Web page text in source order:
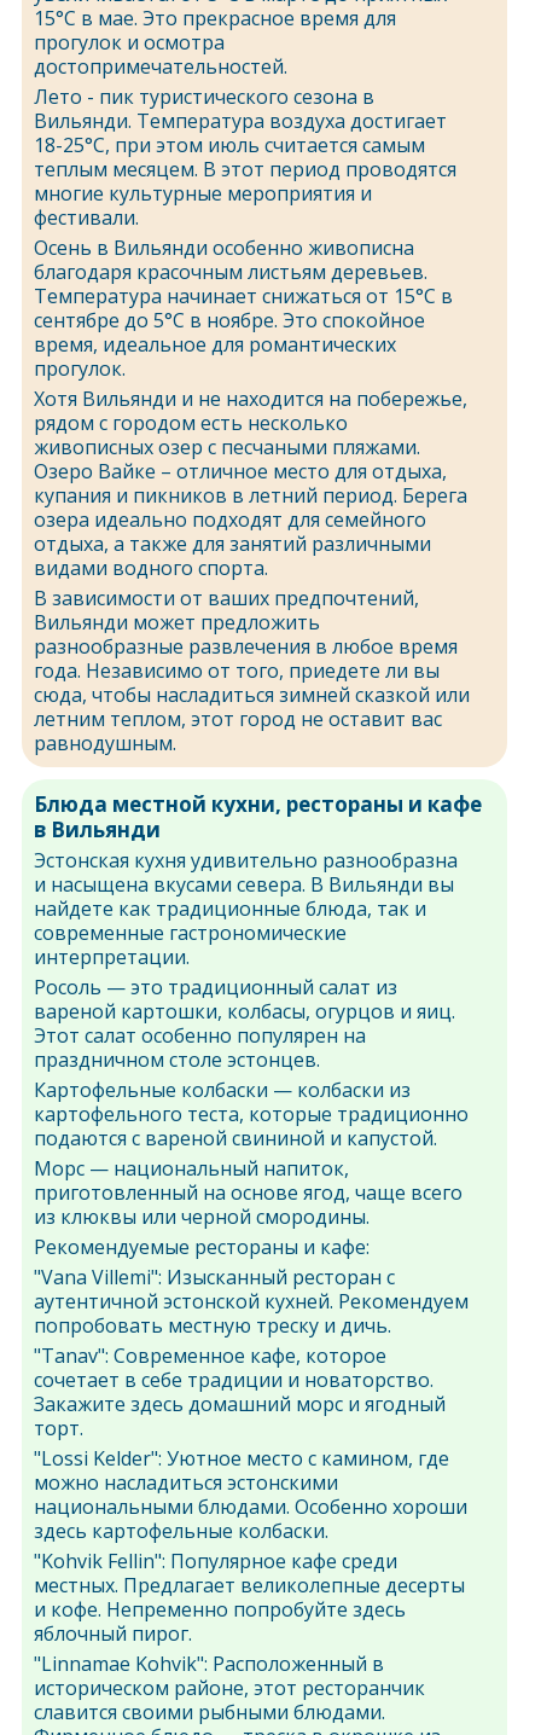
15°C в мае. Это прекрасное время для
прогулок и осмотра
достопримечательностей.
Лето - пик туристического сезона в
Вильянди. Температура воздуха достигает
18-25°C, при этом июль считается самым
теплым месяцем. В этот период проводятся
многие культурные мероприятия и
фестивали.
Осень в Вильянди особенно живописна
благодаря красочным листьям деревьев.
Температура начинает снижаться от 15°C в
сентябре до 5°C в ноябре. Это спокойное
время, идеальное для романтических
прогулок.
Хотя Вильянди и не находится на побережье,
рядом с городом есть несколько
живописных озер с песчаными пляжами.
Озеро Вайке – отличное место для отдыха,
купания и пикников в летний период. Берега
озера идеально подходят для семейного
отдыха, а также для занятий различными
видами водного спорта.
В зависимости от ваших предпочтений,
Вильянди может предложить
разнообразные развлечения в любое время
года. Независимо от того, приедете ли вы
сюда, чтобы насладиться зимней сказкой или
летним теплом, этот город не оставит вас
равнодушным.
Блюда местной кухни, рестораны и кафе
в Вильянди
Эстонская кухня удивительно разнообразна
и насыщена вкусами севера. В Вильянди вы
найдете как традиционные блюда, так и
современные гастрономические
интерпретации.
Росоль — это традиционный салат из
вареной картошки, колбасы, огурцов и яиц.
Этот салат особенно популярен на
праздничном столе эстонцев.
Картофельные колбаски — колбаски из
картофельного теста, которые традиционно
подаются с вареной свининой и капустой.
Морс — национальный напиток,
приготовленный на основе ягод, чаще всего
из клюквы или черной смородины.
Рекомендуемые рестораны и кафе:
"Vana Villemi": Изысканный ресторан с
аутентичной эстонской кухней. Рекомендуем
попробовать местную треску и дичь.
"Tanav": Современное кафе, которое
сочетает в себе традиции и новаторство.
Закажите здесь домашний морс и ягодный
торт.
"Lossi Kelder": Уютное место с камином, где
можно насладиться эстонскими
национальными блюдами. Особенно хороши
здесь картофельные колбаски.
"Kohvik Fellin": Популярное кафе среди
местных. Предлагает великолепные десерты
и кофе. Непременно попробуйте здесь
яблочный пирог.
"Linnamae Kohvik": Расположенный в
историческом районе, этот ресторанчик
славится своими рыбными блюдами.